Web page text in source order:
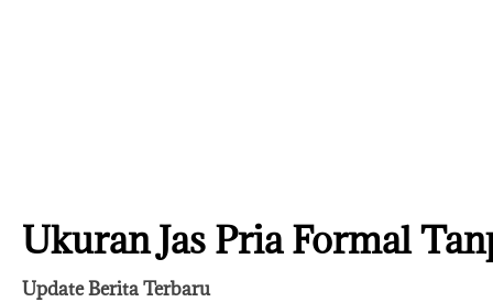
Ukuran Jas Pria Formal
Update Berita Terbaru